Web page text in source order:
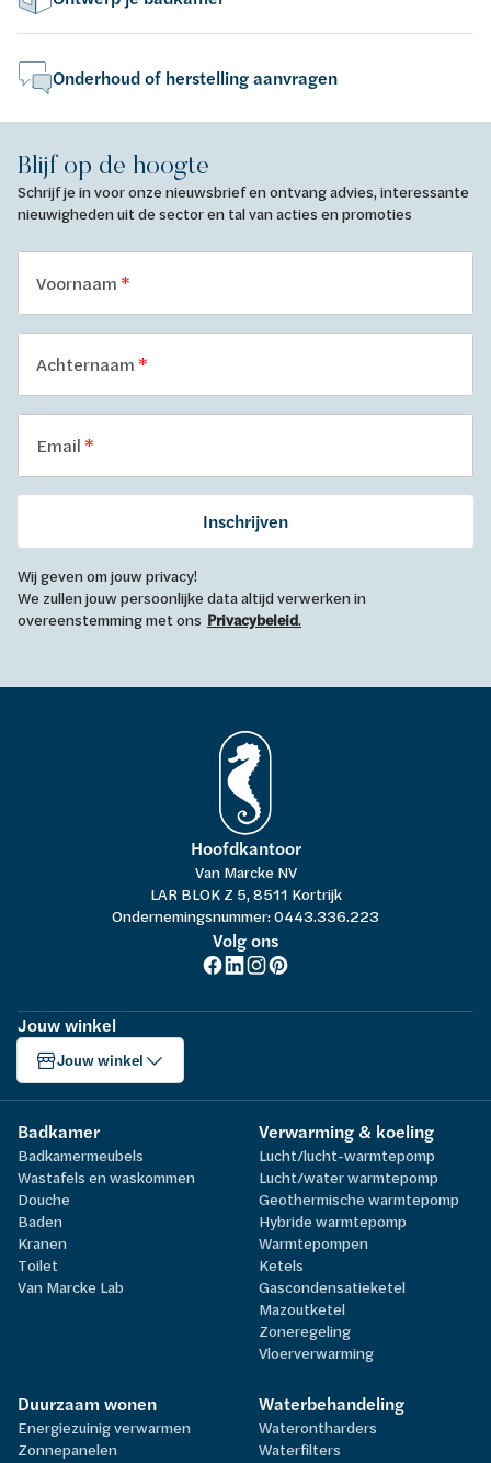
Onderhoud of herstelling aanvragen
Blijf op de hoogte
Schrijf je in voor onze nieuwsbrief en ontvang advies, interessante
nieuwigheden uit de sector en tal van acties en promoties
Voornaam
Achternaam
Email
Inschrijven
Wij geven om jouw privacy!
We zullen jouw persoonlijke data altijd verwerken in
overeenstemming met ons Privacybeleid.
Hoofdkantoor
Van Marcke NV
LAR BLOK Z 5, 8511 Kortrijk
Ondernemingsnummer: 0443.336.223
Volg ons
Jouw winkel
Jouw winkel
Badkamer
Badkamermeubels
Wastafels en waskommen
Douche
Baden
Kranen
Toilet
Van Marcke Lab
Verwarming & koeling
Lucht/lucht-warmtepomp
Lucht/water warmtepomp
Geothermische warmtepomp
Hybride warmtepomp
Warmtepompen
Ketels
Gascondensatieketel
Mazoutketel
Zoneregeling
Vloerverwarming
Duurzaam wonen
Energiezuinig verwarmen
Zonnepanelen
Waterbehandeling
Waterontharders
Waterfilters